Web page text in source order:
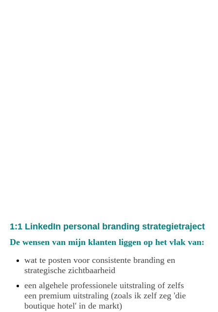
1:1 LinkedIn personal branding strategietraject
De wensen van mijn klanten liggen op het vlak van:
wat te posten voor consistente branding en
strategische zichtbaarheid
een algehele professionele uitstraling of zelfs
een premium uitstraling (zoals ik zelf zeg 'die
boutique hotel' in de markt)